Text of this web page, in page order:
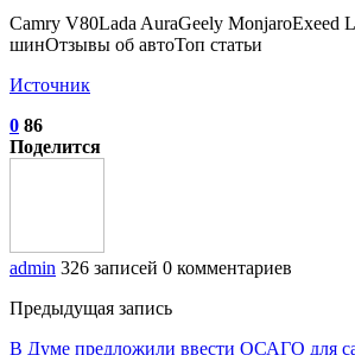
Camry V80Lada AuraGeely
шинОтзывы об автоТоп статьи
Источник
0 86
Поделится
admin 326 записей 0 комментариев
Предыдущая запись
В Думе предложили ввести ОСАГО для